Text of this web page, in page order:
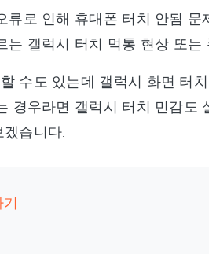
로 인해 휴대폰 터치 안됨 문
갤럭시 터치 먹통 현상 또는
수도 있는데 갤럭시 화면 터
경우라면 갤럭시 터치 민감도
습니다.